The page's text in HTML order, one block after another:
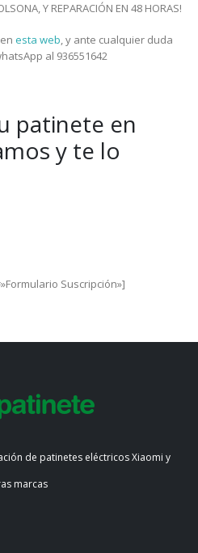
Y REPARACIÓN EN 48 HORAS!
esta web, y ante cualquier duda
al 936551642
patinete en
y te lo
Suscripción»]
de patinetes eléctricos Xiaomi y
marcas